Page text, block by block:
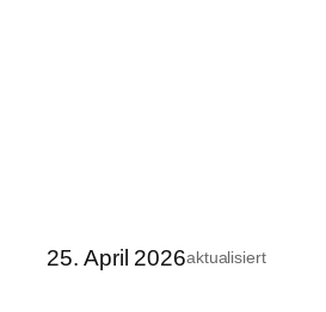
25. April 2026aktualisiert